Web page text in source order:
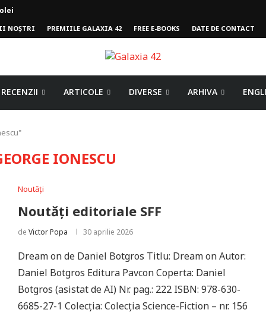
NOȘTRI PREMIILE GALAXIA 42 FREE E-BOOKS DATE DE CONTACT
RECENZII ARTICOLE DIVERSE ARHIVA
IONESCU
Noutăți
Noutăți editoriale SFF
de Victor Popa 30 aprilie 2026
Dream on de Daniel Botgros Titlu: Dream on Autor:
Daniel Botgros Editura Pavcon Coperta: Daniel
Botgros (asistat de AI) Nr. pag.: 222 ISBN: 978-630-
6685-27-1 Colecţia: Colecția Science-Fiction – nr. 156